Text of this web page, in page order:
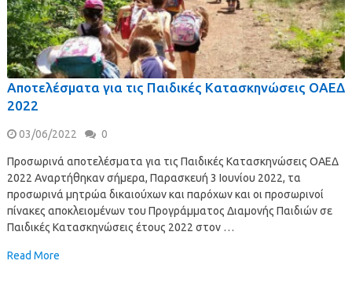
Αποτελέσματα για τις Παιδικές Κατασκηνώσεις ΟΑΕΔ
2022
03/06/2022 0
Προσωρινά αποτελέσματα για τις Παιδικές Κατασκηνώσεις ΟΑΕΔ
2022 Αναρτήθηκαν σήμερα, Παρασκευή 3 Ιουνίου 2022, τα
προσωρινά μητρώα δικαιούχων και παρόχων και οι προσωρινοί
πίνακες αποκλειομένων του Προγράμματος Διαμονής Παιδιών σε
Παιδικές Κατασκηνώσεις έτους 2022 στον …
Read More